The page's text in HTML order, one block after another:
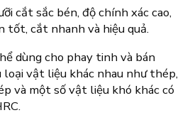
cắt sắc bén, độ chính xác cao,
tốt, cắt nhanh và hiệu quả.
dùng cho phay tinh và bán
vật liệu khác nhau như thép,
và một số vật liệu khó khác có